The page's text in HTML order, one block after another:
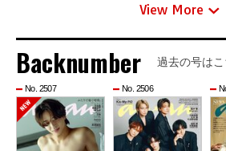
View More
Backnumber 過去の号は
No. 2507 No. 2506